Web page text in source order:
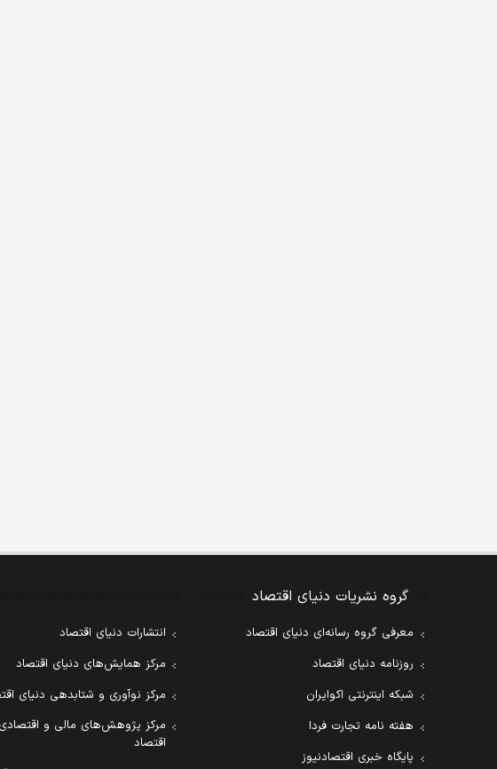
گروه نشریات دنیای اقتصاد
معرفی گروه رسانه‌ای دنیای اقتصاد
روزنامه دنیای اقتصاد
شبکه اینترنتی اکوایران
هفته نامه تجارت فردا
پایگاه خبری اقتصادنیوز
انتشارات دنیای اقتصاد
مرکز همایش‌های دنیای اقتصاد
مرکز نوآوری و شتابدهی دنیای
مرکز پژوهش‌های مالی و
اقتصاد